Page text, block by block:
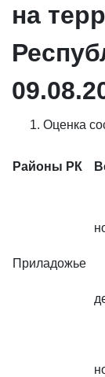
на
Оценка
Районы РК
Приладожье